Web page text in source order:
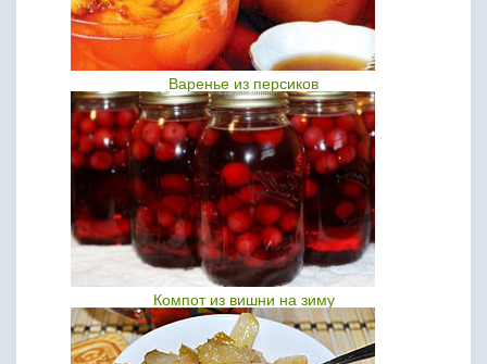
Варенье из персиков
Компот из вишни на зиму